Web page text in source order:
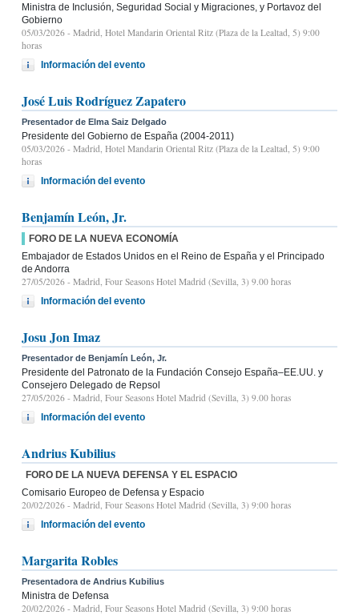
Ministra de Inclusión, Seguridad Social y Migraciones, y Portavoz del
Gobierno
05/03/2026 - Madrid, Hotel Mandarin Oriental Ritz (Plaza de la Lealtad, 5) 9:00
horas
Información del evento
José Luis Rodríguez Zapatero
Presentador de Elma Saiz Delgado
Presidente del Gobierno de España (2004-2011)
05/03/2026 - Madrid, Hotel Mandarin Oriental Ritz (Plaza de la Lealtad, 5) 9:00
horas
Información del evento
Benjamín León, Jr.
FORO DE LA NUEVA ECONOMÍA
Embajador de Estados Unidos en el Reino de España y el Principado
de Andorra
27/05/2026 - Madrid, Four Seasons Hotel Madrid (Sevilla, 3) 9.00 horas
Información del evento
Josu Jon Imaz
Presentador de Benjamín León, Jr.
Presidente del Patronato de la Fundación Consejo España–EE.UU. y
Consejero Delegado de Repsol
27/05/2026 - Madrid, Four Seasons Hotel Madrid (Sevilla, 3) 9.00 horas
Información del evento
Andrius Kubilius
FORO DE LA NUEVA DEFENSA Y EL ESPACIO
Comisario Europeo de Defensa y Espacio
20/02/2026 - Madrid, Four Seasons Hotel Madrid (Sevilla, 3) 9:00 horas
Información del evento
Margarita Robles
Presentadora de Andrius Kubilius
Ministra de Defensa
20/02/2026 - Madrid, Four Seasons Hotel Madrid (Sevilla, 3) 9:00 horas